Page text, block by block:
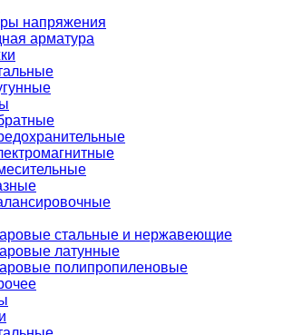
напряжения
арматура
стальные и нержавеющие
латунные
полипропиленовые